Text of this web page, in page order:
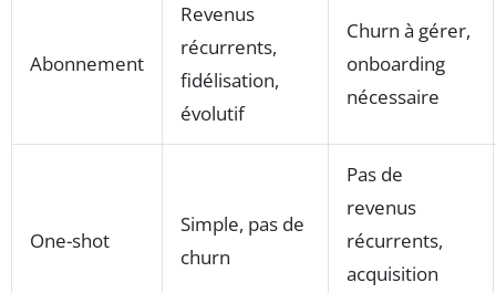
Abonnement
Revenus
récurrents,
fidélisation,
évolutif
Churn à gérer,
onboarding
nécessaire
One-shot
Simple, pas de
churn
Pas de
revenus
récurrents,
acquisition